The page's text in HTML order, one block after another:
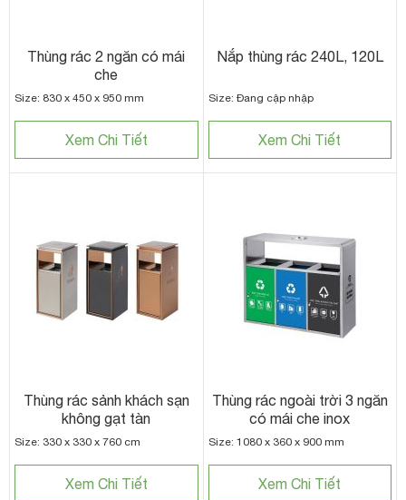
Thùng rác 2 ngăn có mái
che
Size: 830 x 450 x 950 mm
Xem Chi Tiết
Nắp thùng rác 240L, 120L
Size: Đang cập nhập
Xem Chi Tiết
Thùng rác sảnh khách sạn
không gạt tàn
Size: 330 x 330 x 760 cm
Xem Chi Tiết
Thùng rác ngoài trời 3 ngăn
có mái che inox
Size: 1080 x 360 x 900 mm
Xem Chi Tiết